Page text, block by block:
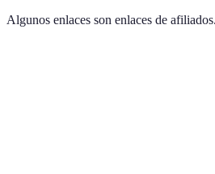
Algunos enlaces son enlaces de afiliados.